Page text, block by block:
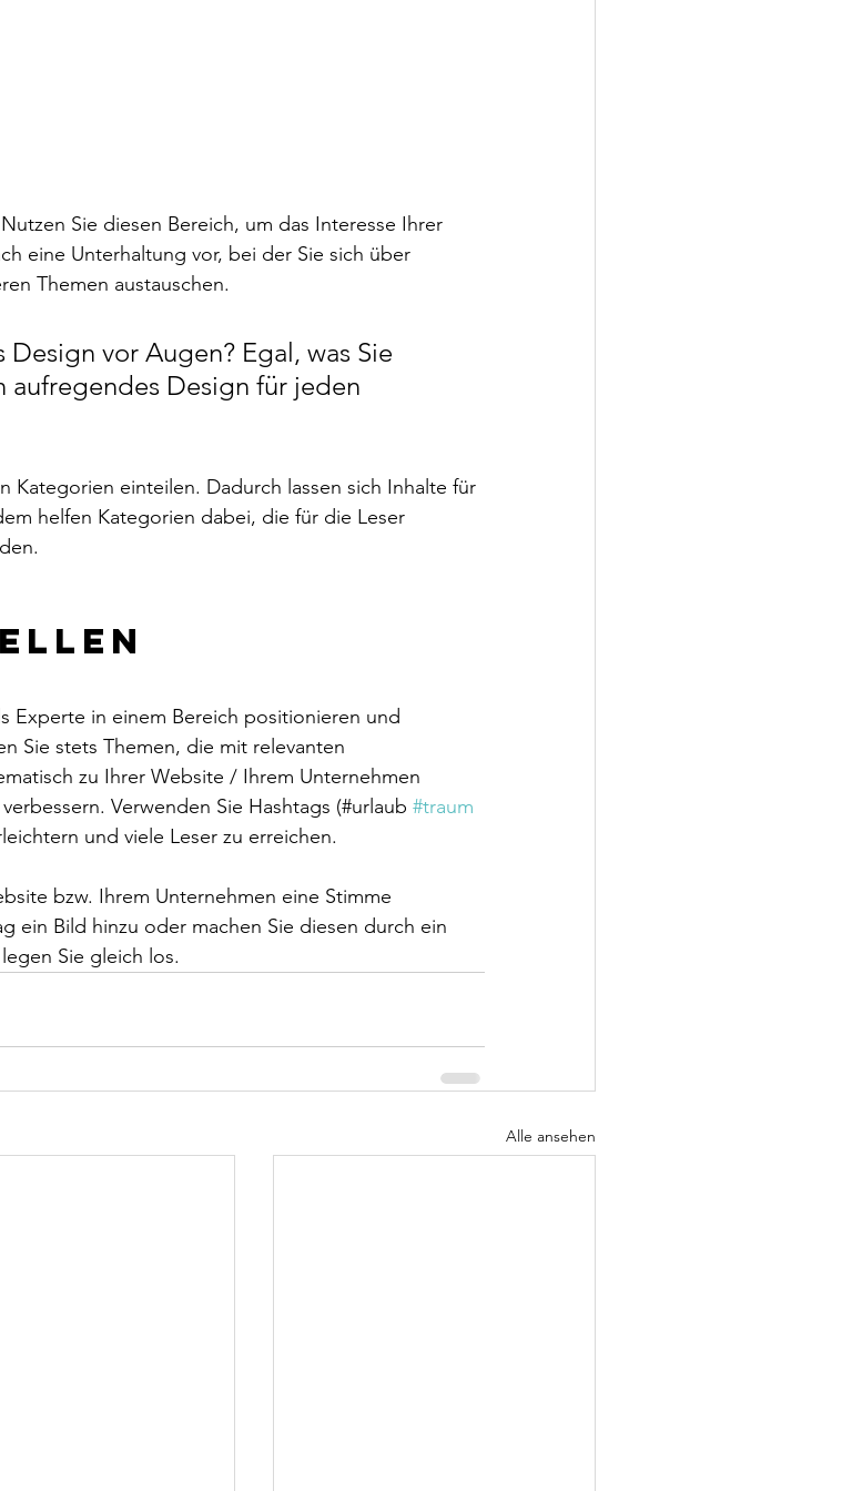
Sie diesen Bereich, um das Interesse Ihrer
eine Unterhaltung vor, bei der Sie sich über
Themen austauschen.
vor Augen? Egal, was Sie
aufregendes Design für jeden
Kategorien einteilen. Dadurch lassen sich Inhalte für
helfen Kategorien dabei, die für die Leser
Experte in einem Bereich positionieren und
Sie stets Themen, die mit relevanten
zu Ihrer Website / Ihrem Unternehmen
Verwenden Sie Hashtags (#urlaub #traum
und viele Leser zu erreichen.
bzw. Ihrem Unternehmen eine Stimme
ein Bild hinzu oder machen Sie diesen durch ein
Sie gleich los.
Alle ansehen